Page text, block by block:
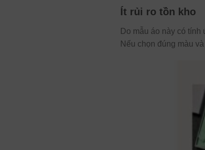
Ít rủi ro tồn kho
Do mẫu áo này có
Nếu chọn đúng màu